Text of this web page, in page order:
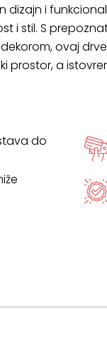
dizajn i
i stil. S
ovaj
prostor, a
do